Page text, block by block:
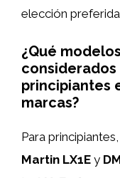
elección
¿Qué
principiantes
marcas?
Para
Martin LX1E y